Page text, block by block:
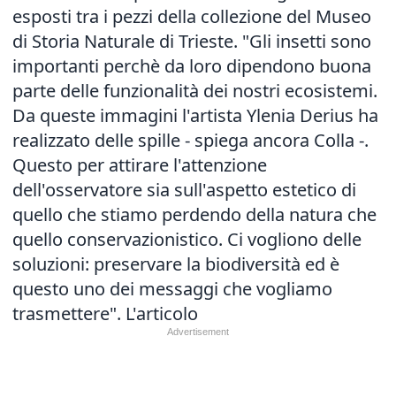
esposti tra i pezzi della collezione del Museo
di Storia Naturale di Trieste. "Gli insetti sono
importanti perchè da loro dipendono buona
parte delle funzionalità dei nostri ecosistemi.
Da queste immagini l'artista Ylenia Derius ha
realizzato delle spille - spiega ancora Colla -.
Questo per attirare l'attenzione
dell'osservatore sia sull'aspetto estetico di
quello che stiamo perdendo della natura che
quello conservazionistico. Ci vogliono delle
soluzioni: preservare la biodiversità ed è
questo uno dei messaggi che vogliamo
trasmettere". L'articolo